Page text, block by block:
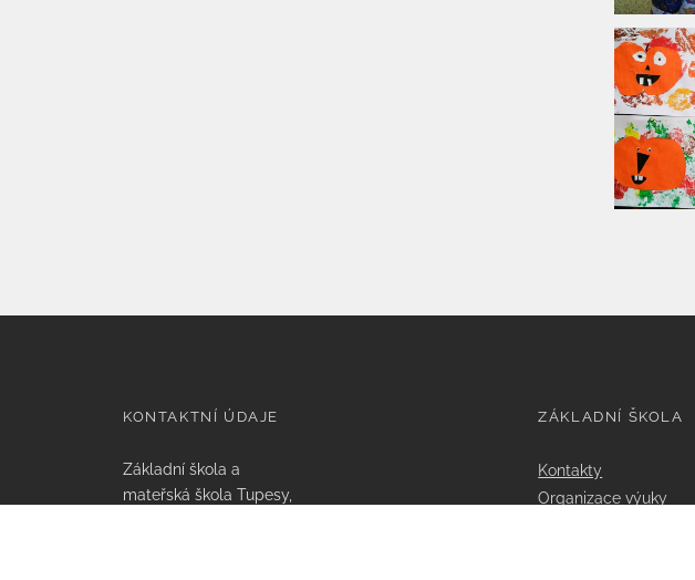
KONTAKTNÍ ÚDAJE
Základní škola a
mateřská škola Tupesy,
ZÁKLADNÍ ŠKOLA
Kontakty
Organizace výuky